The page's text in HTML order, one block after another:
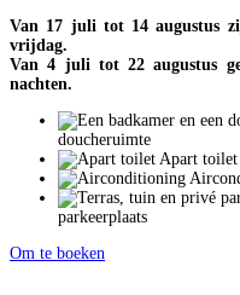
Van 17 juli tot 14 augustus
vrijdag.
Van 4 juli tot 22 augustus
nachten.
doucheruimte
Apart toilet
parkeerplaats
Om te boeken